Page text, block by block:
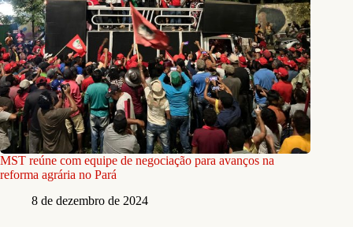
MST reúne com equipe de negociação para avanços na
reforma agrária no Pará
8 de dezembro de 2024